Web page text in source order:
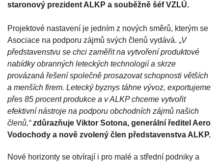
staronový prezident ALKP a souběžně šéf VZLÚ.
Projektové nastavení je jedním z nových směrů, kterým se
Asociace na podporu zájmů svých členů vydává. „V
představenstvu se chci zaměřit na vytvoření produktové
nabídky obranných leteckých technologií a skrze
provázaná řešení společně prosazovat schopnosti větších
a menších firem. Letecký byznys táhne vývoz, exportujeme
přes 85 procent produkce a v ALKP chceme vytvořit
efektivní nástroje na podporu obchodních zájmů našich
členů,“zdůrazňuje Viktor Sotona, generální ředitel Aero
Vodochody a nově zvolený člen představenstva ALKP.
Nové horizonty se otvírají i pro malé a střední podniky a